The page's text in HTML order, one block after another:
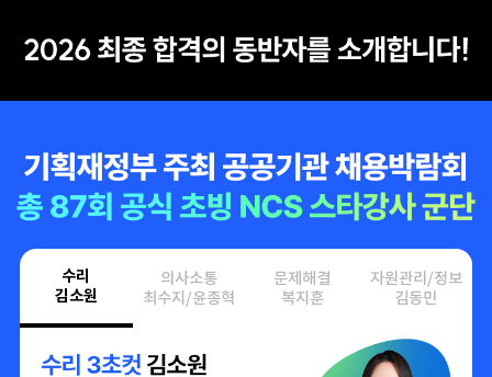
수리
김소원
의사소통
최수지/윤종혁
문제해결
복지훈
자원관리/정보
김동민